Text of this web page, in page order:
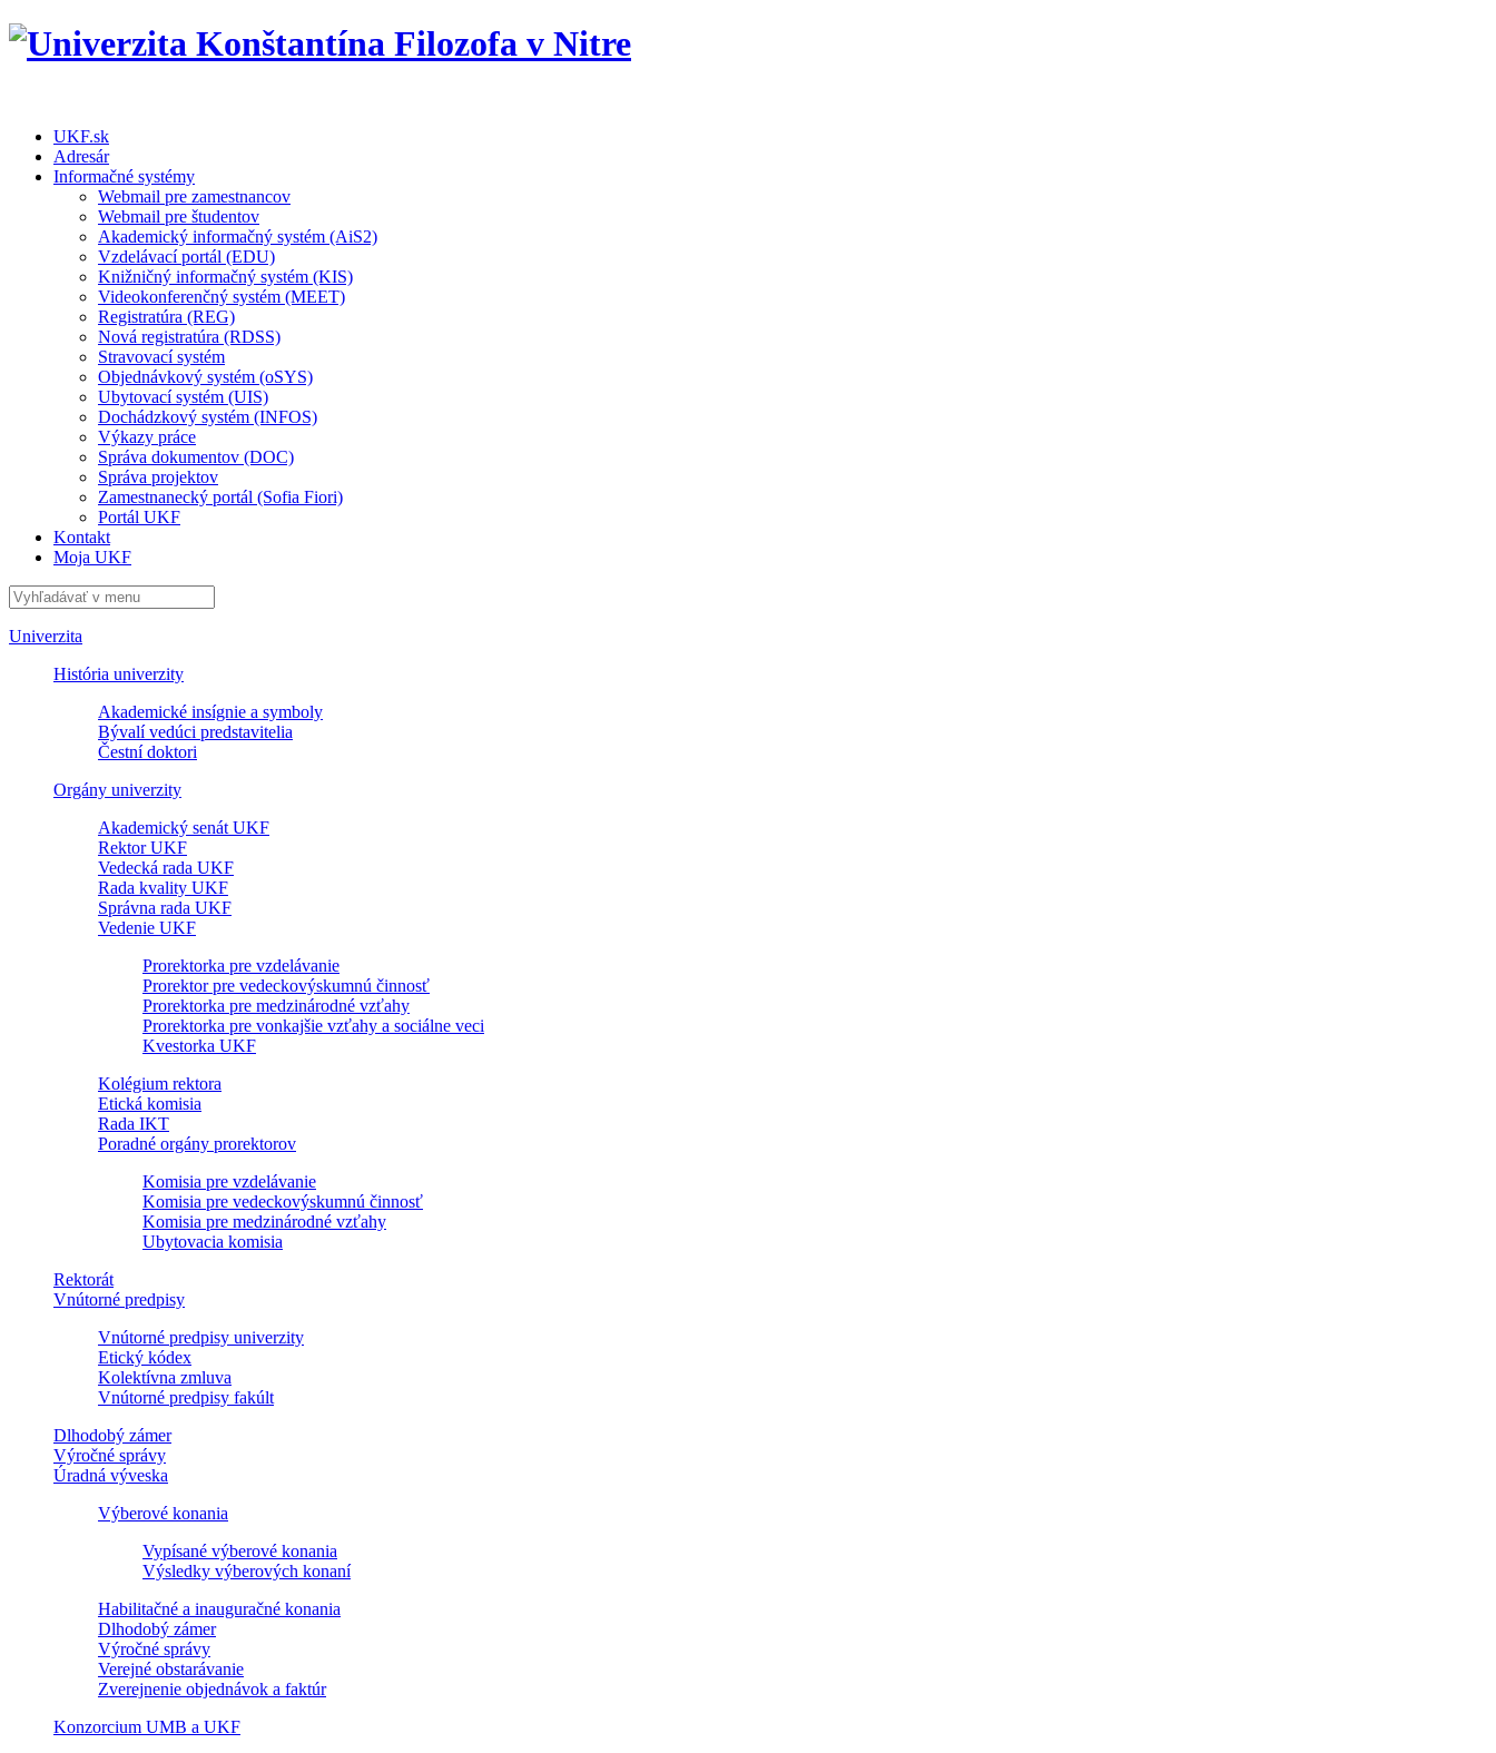
UKF.sk
Adresár
Informačné systémy
Webmail pre zamestnancov
Webmail pre študentov
Akademický informačný systém (AiS2)
Vzdelávací portál (EDU)
Knižničný informačný systém (KIS)
Videokonferenčný systém (MEET)
Registratúra (REG)
Nová registratúra (RDSS)
Stravovací systém
Objednávkový systém (oSYS)
Ubytovací systém (UIS)
Dochádzkový systém (INFOS)
Výkazy práce
Správa dokumentov (DOC)
Správa projektov
Zamestnanecký portál (Sofia Fiori)
Portál UKF
Kontakt
Moja UKF
Univerzita
História univerzity
Akademické insígnie a symboly
Bývalí vedúci predstavitelia
Čestní doktori
Orgány univerzity
Akademický senát UKF
Rektor UKF
Vedecká rada UKF
Rada kvality UKF
Správna rada UKF
Vedenie UKF
Prorektorka pre vzdelávanie
Prorektor pre vedeckovýskumnú činnosť
Prorektorka pre medzinárodné vzťahy
Prorektorka pre vonkajšie vzťahy a sociálne veci
Kvestorka UKF
Kolégium rektora
Etická komisia
Rada IKT
Poradné orgány prorektorov
Komisia pre vzdelávanie
Komisia pre vedeckovýskumnú činnosť
Komisia pre medzinárodné vzťahy
Ubytovacia komisia
Rektorát
Vnútorné predpisy
Vnútorné predpisy univerzity
Etický kódex
Kolektívna zmluva
Vnútorné predpisy fakúlt
Dlhodobý zámer
Výročné správy
Úradná výveska
Výberové konania
Vypísané výberové konania
Výsledky výberových konaní
Habilitačné a inauguračné konania
Dlhodobý zámer
Výročné správy
Verejné obstarávanie
Zverejnenie objednávok a faktúr
Konzorcium UMB a UKF